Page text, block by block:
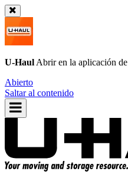
U-Haul Abrir en la aplicación de
Abierto
Saltar al contenido